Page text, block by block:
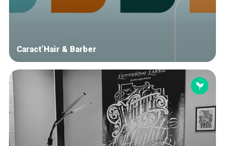
Caract’Hair & Barber